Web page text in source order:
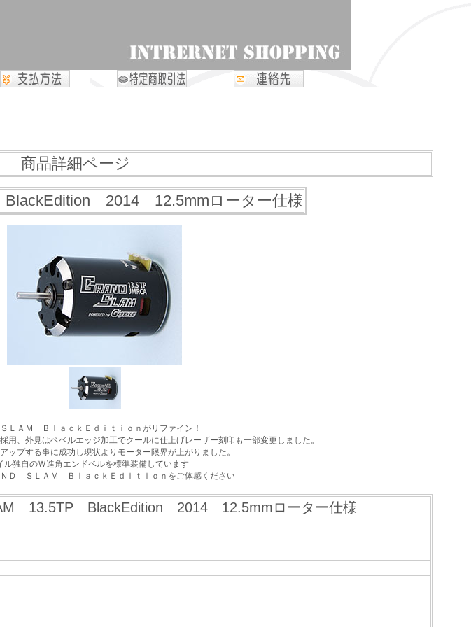
商品詳細ページ
2014 12.5mmローター仕様
ＬＡＭ ＢｌａｃｋＥｄｉｔｉｏｎがリファイン！
用、外見はベベルエッジ加工でクールに仕上げレーザー刻印も一部変更しました。
ップする事に成功し現状よりモーター限界が上がりました。
独自のＷ進角エンドベルを標準装備しています
ＮＤ ＳＬＡＭ ＢｌａｃｋＥｄｉｔｉｏｎをご体感ください
13.5TP BlackEdition 2014 12.5mmローター仕様